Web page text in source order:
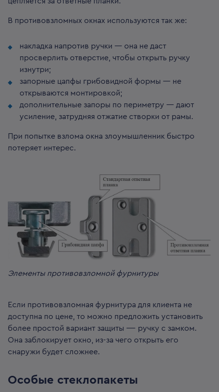
В противовзломных окнах используются так же:
накладка напротив ручки — она не даст
просверлить отверстие, чтобы открыть ручку
изнутри;
запорные цапфы грибовидной формы — не
открываются монтировкой;
дополнительные запоры по периметру — дают
усиление, затрудняя отжатие створки от рамы.
При попытке взлома окна злоумышленник быстро
потеряет интерес.
Элементы противовзломной фурнитуры
Если противовзломная фурнитура для клиента не
доступна по цене, то можно предложить установить
более простой вариант защиты —- ручку с замком.
Она заблокирует окно, из-за чего открыть его
снаружи будет сложнее.
Особые стеклопакеты